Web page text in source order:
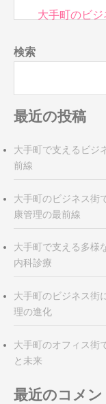
投
ナ
ビ
ー
シ
ン
大手町のビ
検索
最近の投稿
大手町で支えるビジ
前線
大手町のビジネス街
康管理の最前線
大手町で支える多様
内科診療
大手町のビジネス街
理の進化
大手町のオフィス街
と未来
最近のコメン